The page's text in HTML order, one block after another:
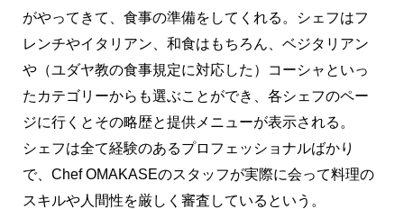
がやってきて、食事の準備をしてくれる。シェフはフ
レンチやイタリアン、和食はもちろん、ベジタリアン
や（ユダヤ教の食事規定に対応した）コーシャといっ
たカテゴリーからも選ぶことができ、各シェフのペー
ジに行くとその略歴と提供メニューが表示される。
シェフは全て経験のあるプロフェッショナルばかり
で、Chef OMAKASEのスタッフが実際に会って料理の
スキルや人間性を厳しく審査しているという。